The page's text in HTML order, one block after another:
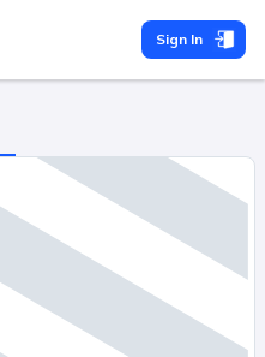
Sign In